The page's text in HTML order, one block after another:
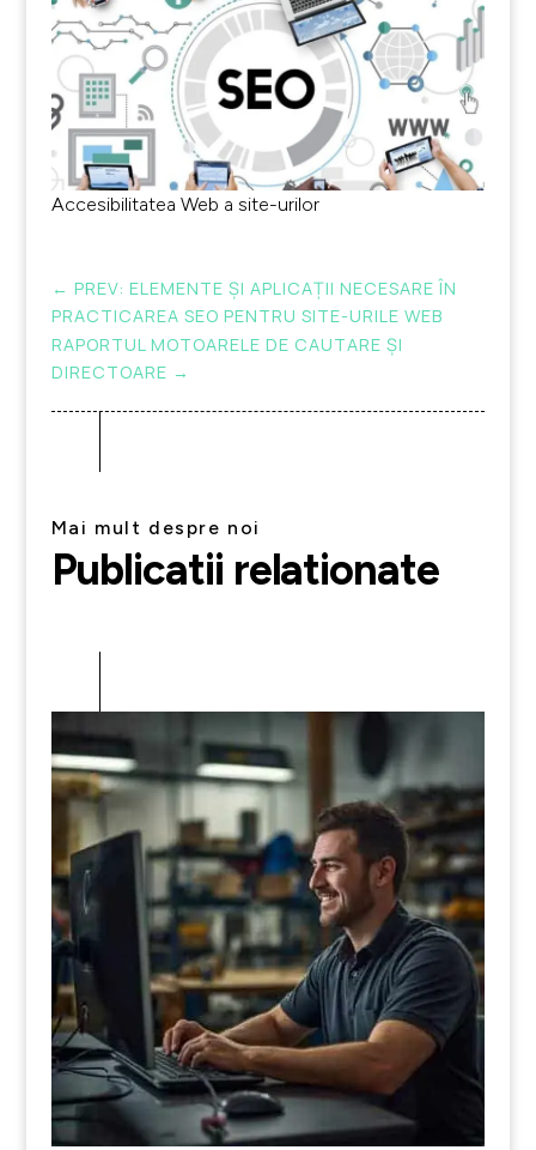
Accesibilitatea Web a site-urilor
← PREV: ELEMENTE ŞI APLICAŢII NECESARE ÎN
PRACTICAREA SEO PENTRU SITE-URILE WEB
RAPORTUL MOTOARELE DE CAUTARE ŞI
DIRECTOARE →
Mai mult despre noi
Publicatii relationate